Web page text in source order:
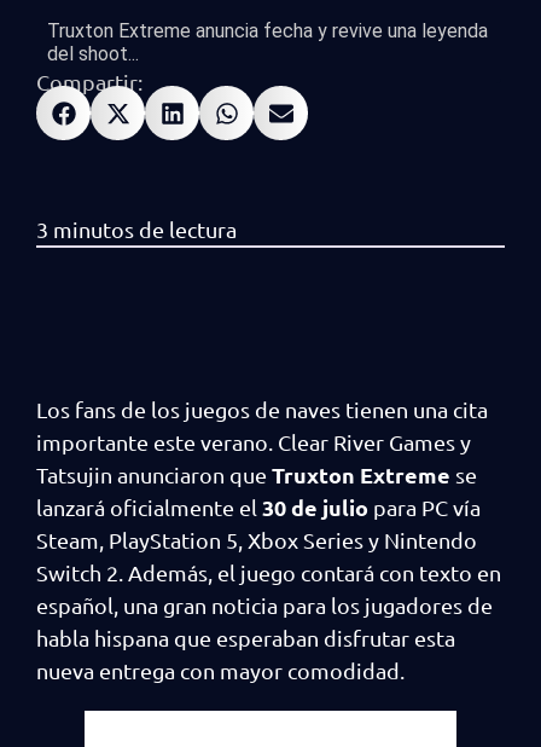
Truxton Extreme anuncia fecha y revive una leyenda
del shoot...
Compartir:
Los fans de los juegos de naves tienen una cita
importante este verano. Clear River Games y
Tatsujin anunciaron que Truxton Extreme se
lanzará oficialmente el 30 de julio para PC vía
Steam, PlayStation 5, Xbox Series y Nintendo
Switch 2. Además, el juego contará con texto en
español, una gran noticia para los jugadores de
habla hispana que esperaban disfrutar esta
nueva entrega con mayor comodidad.